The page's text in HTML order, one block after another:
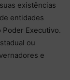
existências
entidades
Executivo.
ou
e